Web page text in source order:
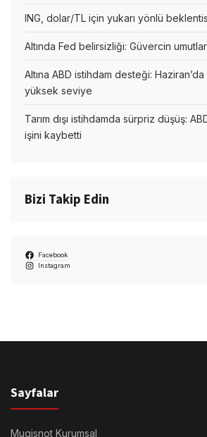
ING, dolar/TL için yukarı yönlü
Altında Fed belirsizliği: Güvercin
Altına ABD istihdam desteği:
yüksek seviye
Tarım dışı istihdamda sürpriz düşüş:
işini kaybetti
Bizi Takip Edin
Facebook
Instagram
Sayfalar
Mugisnot Kurumsal